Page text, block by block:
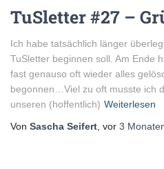
TuSletter #27 –
Ich habe tatsächlich länger
TuSletter beginnen soll. Am Ende
fast genauso oft wieder alles
begonnen…Viel zu oft musste ich
unseren (hoffentlich) Weiterlesen
Von Sascha Seifert , vor 3